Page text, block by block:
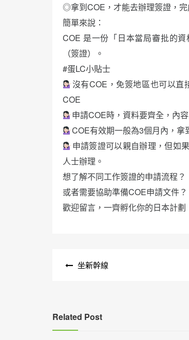
◎拿到COE，才能去辦理簽證，
簡單來說：
COE 是一份「日本當局審批的
（簽證）。
#蛋LC小貼士
沒有COE，免簽地區也可以直
COE
申請COE時，資料要齊全，內
COE有效期一般為3個月內，拿
申請簽證可以親自辦理，但如
人士辦理。
想了解不同工作簽證的申請流程？
或者需要協助準備COE申請文件？
歡迎留言，一齊孵化你的日本計劃
坐新幹線
Related Post